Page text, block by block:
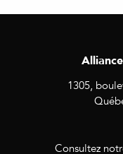
1305,
Consultez